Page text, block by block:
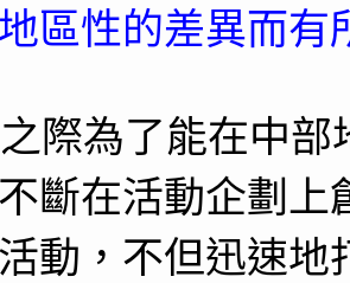
區性的差異而有
為了能在中部
斷在活動企劃
動，不但迅速